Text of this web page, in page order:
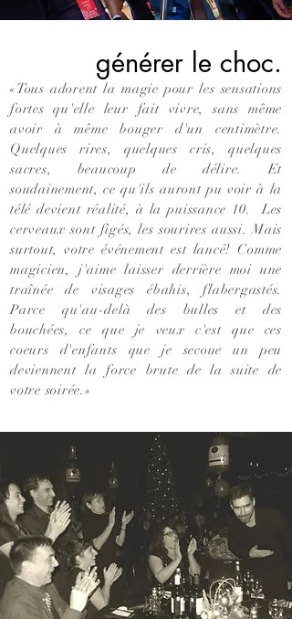
générer le choc.
«Tous adorent la magie pour les sensations
fortes qu'elle leur fait vivre, sans même
avoir à même bouger d'un centimètre.
Quelques rires, quelques cris, quelques
sacres, beaucoup de délire. Et
soudainement, ce qu'ils auront pu voir à la
télé devient réalité, à la puissance 10. Les
cerveaux sont figés, les sourires aussi. Mais
surtout, votre événement est lancé! Comme
magicien, j'aime laisser derrière moi une
traînée de visages ébahis, flabergastés.
Parce qu'au-delà des bulles et des
bouchées, ce que je veux c'est que ces
coeurs d'enfants que je secoue un peu
deviennent la force brute de la suite de
votre soirée.»